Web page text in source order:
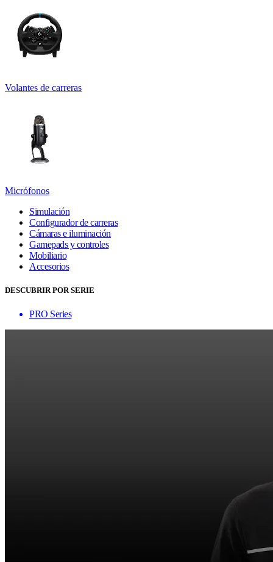
Volantes de carreras
Micrófonos
Simulación
Configurador de carreras
Cámaras e iluminación
Gamepads y controles
Mobiliario
Accesorios
DESCUBRIR POR SERIE
PRO Series